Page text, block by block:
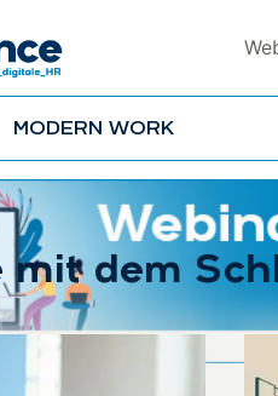
MODERN WORK
mit dem